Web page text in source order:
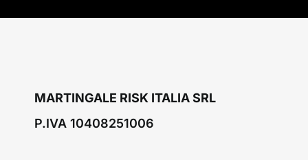
MARTINGALE RISK ITALIA SRL
P.IVA 10408251006